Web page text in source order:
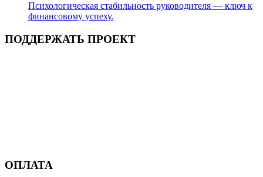
Психологическая стабильность руководителя — ключ к
финансовому успеху.
ПОДДЕРЖАТЬ ПРОЕКТ
ОПЛАТА